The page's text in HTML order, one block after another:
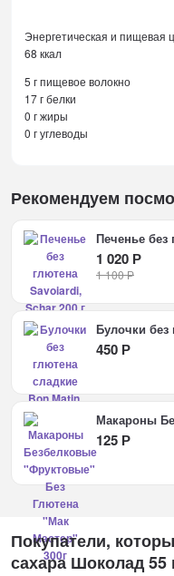
Энергетическая и пищевая
68 ккал
5 г пищевое волокно
17 г белки
0 г жиры
0 г углеводы
Рекомендуем
Печенье без
1 020 Р
1 100Р
Булочки без
450 Р
Макароны
125 Р
Покупатели,
сахара Шоколад 55